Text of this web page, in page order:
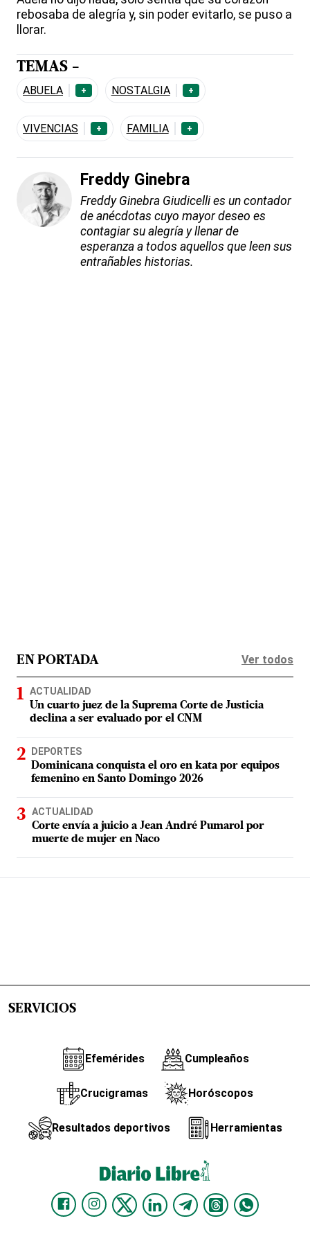
rebosaba de alegría y, sin poder evitarlo, se puso a
llorar.
TEMAS -
ABUELA + NOSTALGIA +
VIVENCIAS + FAMILIA +
Freddy Ginebra
Freddy Ginebra Giudicelli es un contador
de anécdotas cuyo mayor deseo es
contagiar su alegría y llenar de
esperanza a todos aquellos que leen sus
entrañables historias.
EN PORTADA Ver todos
ACTUALIDAD
Un cuarto juez de la Suprema Corte de Justicia
declina a ser evaluado por el CNM
DEPORTES
Dominicana conquista el oro en kata por equipos
femenino en Santo Domingo 2026
ACTUALIDAD
Corte envía a juicio a Jean André Pumarol por
muerte de mujer en Naco
SERVICIOS
Efemérides Cumpleaños
Crucigramas Horóscopos
Resultados deportivos Herramientas